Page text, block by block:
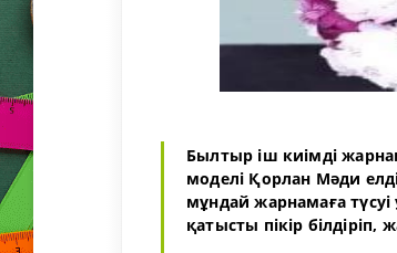
Былтыр іш киімді
моделі Қорлан Мәди
мұндай жарнамаға
қатысты пікір білдіріп,